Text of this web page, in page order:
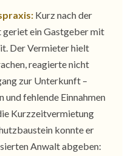
Kurz nach der
geriet ein Gastgeber mit
Der Vermieter hielt
reagierte nicht
zur Unterkunft –
und fehlende Einnahmen
Kurzzeitvermietung
konnte er
Anwalt abgeben: